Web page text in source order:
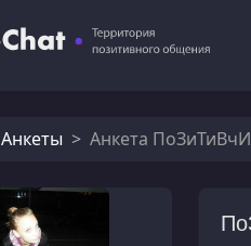
Анкеты Анкета